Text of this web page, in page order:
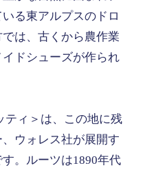
る東アルプスのドロ
は、古くから農作業
ドシューズが作られ
ティ＞は、この地に残
ウォレス社が展開す
。ルーツは1890年代